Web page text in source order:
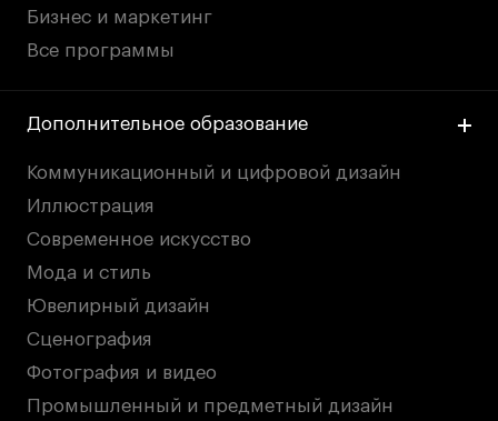
Бизнес и маркетинг
Все программы
Дополнительное образование
Коммуникационный и цифровой дизайн
Иллюстрация
Современное искусство
Мода и стиль
Ювелирный дизайн
Сценография
Фотография и видео
Промышленный и предметный дизайн